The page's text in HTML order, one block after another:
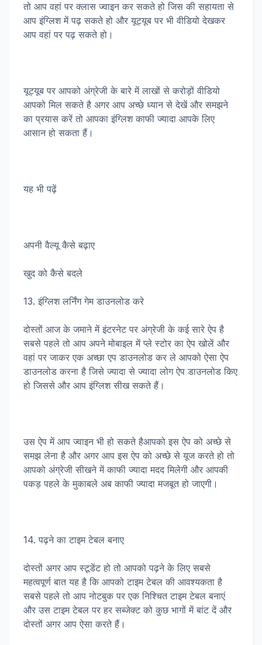
तो आप वहां पर क्लास ज्वाइन कर सकते हो जिस की सहायता से
आप इंग्लिश में पढ़ सकते हो और यूट्यूब पर भी वीडियो देखकर
आप वहां पर पढ़ सकते हो।
यूट्यूब पर आपको अंग्रेजी के बारे में लाखों से करोड़ों वीडियो
आपको मिल सकते है अगर आप अच्छे ध्यान से देखें और समझने
का प्रयास करें तो आपका इंग्लिश काफी ज्यादा आपके लिए
आसान हो सकता हैं।
यह भी पढ़ें
अपनी वैल्यू कैसे बढ़ाए
खुद को कैसे बदले
13. इंग्लिश लर्निंग गेम डाउनलोड करे
दोस्तों आज के जमाने में इंटरनेट पर अंग्रेजी के कई सारे ऐप है
सबसे पहले तो आप अपने मोबाइल में प्ले स्टोर का ऐप खोलें और
वहां पर जाकर एक अच्छा एप डाउनलोड कर ले आपको ऐसा ऐप
डाउनलोड करना है जिसे ज्यादा से ज्यादा लोग ऐप डाउनलोड किए
हो जिससे और आप इंग्लिश सीख सकते हैं।
उस ऐप में आप ज्वाइन भी हो सकते हैआपको इस ऐप को अच्छे से
समझ लेना है और अगर आप इस ऐप को अच्छे से यूज करते हो तो
आपको अंग्रेजी सीखने में काफी ज्यादा मदद मिलेगी और आपकी
पकड़ पहले के मुकाबले अब काफी ज्यादा मजबूत हो जाएगी।
14. पढ़ने का टाइम टेबल बनाए
दोस्तों अगर आप स्टूडेंट हो तो आपको पढ़ने के लिए सबसे
महत्वपूर्ण बात यह है कि आपको टाइम टेबल की आवश्यकता है
सबसे पहले तो आप नोटबुक पर एक निश्चित टाइम टेबल बनाएं
और उस टाइम टेबल पर हर सब्जेक्ट को कुछ भागों में बांट दें और
दोस्तों अगर आप ऐसा करते हैं।